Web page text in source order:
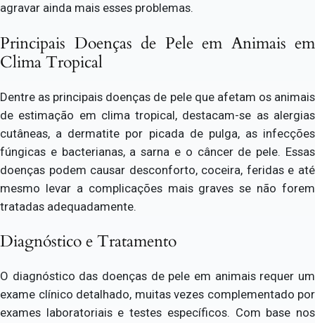
agravar ainda mais esses problemas.
Principais Doenças de Pele em Animais em
Clima Tropical
Dentre as principais doenças de pele que afetam os animais
de estimação em clima tropical, destacam-se as alergias
cutâneas, a dermatite por picada de pulga, as infecções
fúngicas e bacterianas, a sarna e o câncer de pele. Essas
doenças podem causar desconforto, coceira, feridas e até
mesmo levar a complicações mais graves se não forem
tratadas adequadamente.
Diagnóstico e Tratamento
O diagnóstico das doenças de pele em animais requer um
exame clínico detalhado, muitas vezes complementado por
exames laboratoriais e testes específicos. Com base nos